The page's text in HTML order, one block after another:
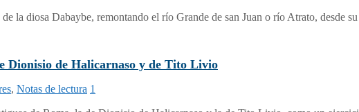
la diosa Dabaybe, remontando el río Grande de san Juan o río Atrato, desde
Dionisio de Halicarnaso y de Tito Livio
, Notas de lectura 1